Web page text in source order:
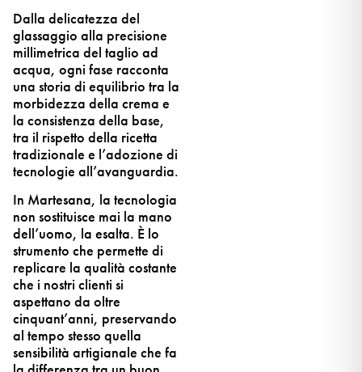
Dalla delicatezza del
glassaggio alla precisione
millimetrica del taglio ad
acqua, ogni fase racconta
una storia di equilibrio tra la
morbidezza della crema e
la consistenza della base,
tra il rispetto della ricetta
tradizionale e l’adozione di
tecnologie all’avanguardia.
In Martesana, la tecnologia
non sostituisce mai la mano
dell’uomo, la esalta. È lo
strumento che permette di
replicare la qualità costante
che i nostri clienti si
aspettano da oltre
cinquant’anni, preservando
al tempo stesso quella
sensibilità artigianale che fa